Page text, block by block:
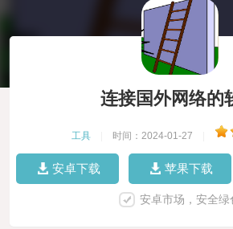
连接国外网络的
工具 时间：2024-01-27
安卓下载 苹果下载
安卓市场，安全绿